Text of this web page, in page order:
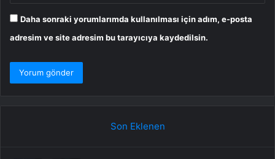
Daha sonraki yorumlarımda kullanılması için adım, e-posta
adresim ve site adresim bu tarayıcıya kaydedilsin.
Son Eklenen